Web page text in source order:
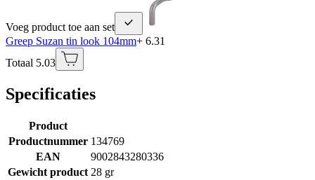
Voeg product toe aan set
Greep Suzan tin look 104mm+ 6.31
Totaal 5.03
Specificaties
Product
Productnummer 134769
EAN
9002843280336
Gewicht product 28 gr